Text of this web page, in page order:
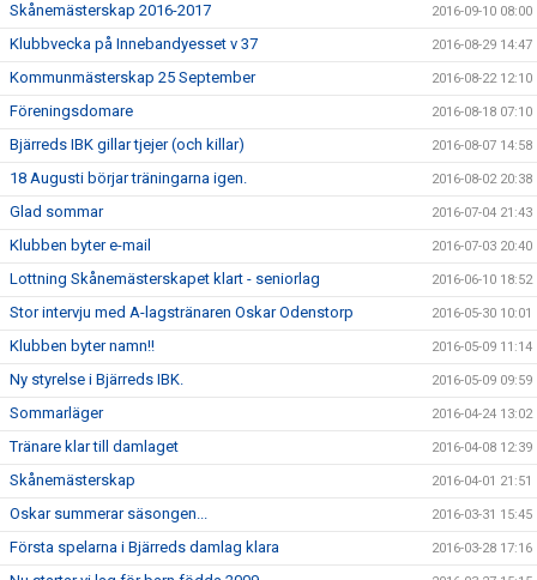
Skånemästerskap 2016-2017 2016-09-10 08:00
Klubbvecka på Innebandyesset v 37 2016-08-29 14:47
Kommunmästerskap 25 September 2016-08-22 12:10
Föreningsdomare 2016-08-18 07:10
Bjärreds IBK gillar tjejer (och killar) 2016-08-07 14:58
18 Augusti börjar träningarna igen. 2016-08-02 20:38
Glad sommar 2016-07-04 21:43
Klubben byter e-mail 2016-07-03 20:40
Lottning Skånemästerskapet klart - seniorlag 2016-06-10 18:52
Stor intervju med A-lagstränaren Oskar Odenstorp 2016-05-30 10:01
Klubben byter namn!! 2016-05-09 11:14
Ny styrelse i Bjärreds IBK. 2016-05-09 09:59
Sommarläger 2016-04-24 13:02
Tränare klar till damlaget 2016-04-08 12:39
Skånemästerskap 2016-04-01 21:51
Oskar summerar säsongen... 2016-03-31 15:45
Första spelarna i Bjärreds damlag klara 2016-03-28 17:16